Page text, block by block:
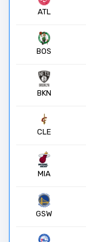
ATL
BOS
BKN
CLE
MIA
GSW